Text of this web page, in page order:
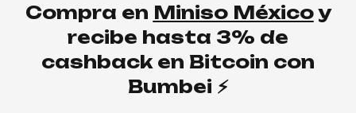
Compra en Miniso Méxicoy
recibe hasta 3% de
cashback en Bitcoin con
Bumbei ⚡